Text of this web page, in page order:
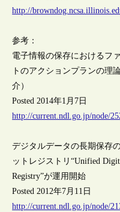
http://
参考：
電子情報の保存におけるフ
トのアクションプランの理
介）
Posted 2014年1月7日
http://current.ndl.go.jp/node/
デジタルデータの長期保存
ットレジストリ“Unified
Registry”が運用開始
Posted 2012年7月11日
http://current.ndl.go.jp/node/